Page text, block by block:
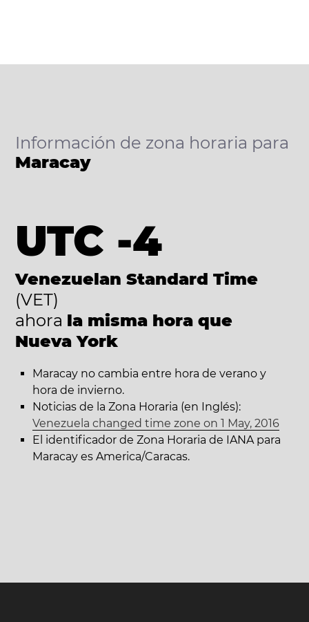
Información de zona horaria para
Maracay
UTC -4
Venezuelan Standard Time
(VET)
ahora la misma hora que
Nueva York
Maracay no cambia entre hora de verano y
hora de invierno.
Noticias de la Zona Horaria (en Inglés):
Venezuela changed time zone on 1 May, 2016
El identificador de Zona Horaria de IANA para
Maracay es America/Caracas.